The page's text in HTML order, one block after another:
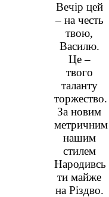
Вечір цей
– на честь
твою,
Василю.
Це –
твого
таланту
торжество.
За новим
метричним
нашим
стилем
Народивсь
ти майже
на Різдво.